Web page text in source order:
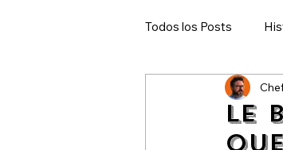
Todos los Posts
Promociones
Le